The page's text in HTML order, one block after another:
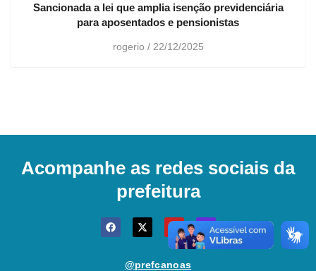
Sancionada a lei que amplia isenção previdenciária
para aposentados e pensionistas
rogerio 22/12/2025
Acompanhe as redes sociais da
prefeitura
@prefcanoas